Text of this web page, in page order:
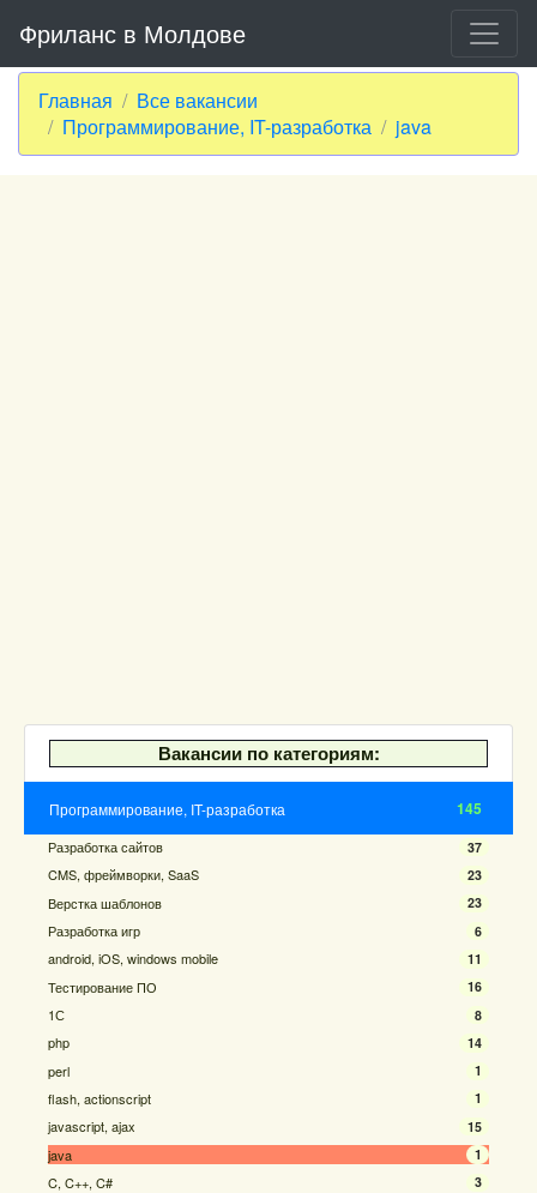
Фриланс в Молдове
Главная
Все вакансии
Программирование, IT-разработка
java
Вакансии по категориям:
Программирование, IT-разработка 145
Разработка сайтов 37
CMS, фреймворки, SaaS 23
Верстка шаблонов 23
Разработка игр 6
android, iOS, windows mobile 11
Тестирование ПО 16
1С 8
php 14
perl 1
flash, actionscript 1
javascript, ajax 15
java 1
C, C++, C# 3